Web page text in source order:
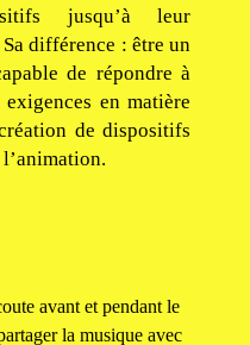
jusqu’à leur
différence : être un
de répondre à
en matière
de dispositifs
avant et pendant le
la musique avec